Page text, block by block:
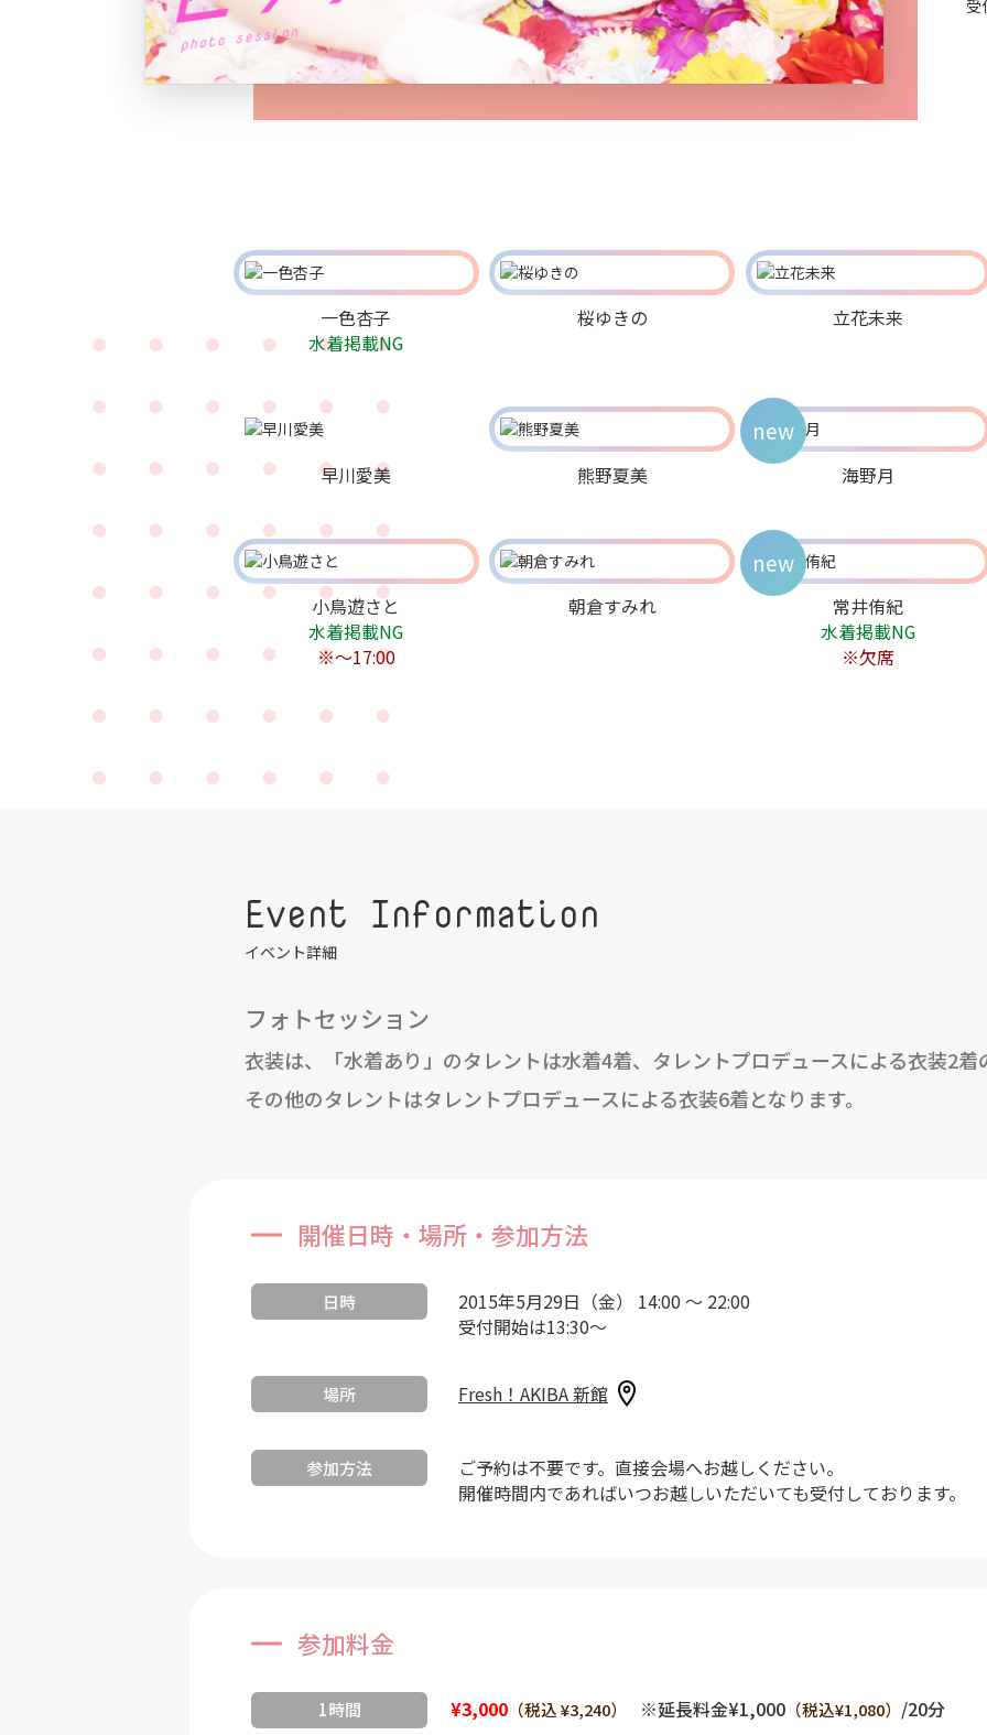
受
一色杏子
水着掲載NG
桜ゆきの 立花未来
早川愛美 熊野夏美 海野月
new
小鳥遊さと
水着掲載NG
※～17:00
朝倉すみれ
常井侑紀
水着掲載NG
※欠席
new
Event Information
イベント詳細
フォトセッション
衣装は、「水着あり」のタレントは水着4着、タレントプロデュースによる衣装2着
その他のタレントはタレントプロデュースによる衣装6着となります。
開催日時・場所・参加方法
日時
2015年5月29日（金） 14:00 ～ 22:00
受付開始は13:30～
場所 Fresh！AKIBA 新館
参加方法
ご予約は不要です。直接会場へお越しください。
開催時間内であればいつお越しいただいても受付しております。
参加料金
1時間 ¥3,000 （税込 ¥3,240） ※延長料金¥1,000 （税込¥1,080） /20分